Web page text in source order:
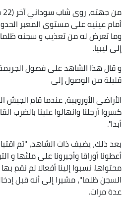
من
أمام عينيه على مستوى المعبر
وما تعرض له من تعذيب و سجنه ظلما و
إلى ليبيا.
و قال هذا الشاهد على فصول الجريمة
قليلة من الوصول إلى
الأراضي الأوروبية، عندما قام الجيش
كسروا أرجلنا وانهالوا علينا بالضرب
أبدا".
بعد ذلك، يضيف ذات الشاهد، "تم
أعطونا أوراقا وأجبرونا على ملئها و
محتواها. نسبوا إلينا أفعالا لم نقم بها
السجن ظلما"، مشيرا إلى أنه قبل
عدة مرات.